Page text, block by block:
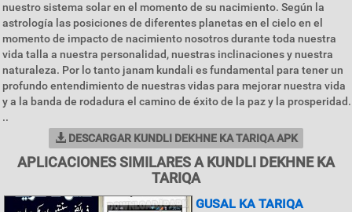
nuestro sistema solar en el momento de su nacimiento. Según la
astrología las posiciones de diferentes planetas en el cielo en el
momento de impacto de nacimiento nosotros durante toda nuestra
vida talla a nuestra personalidad, nuestras inclinaciones y nuestra
naturaleza. Por lo tanto janam kundali es fundamental para tener un
profundo entendimiento de nuestras vidas para mejorar nuestra vida
y a la banda de rodadura el camino de éxito de la paz y la prosperidad.
..
DESCARGAR KUNDLI DEKHNE KA TARIQA APK
APLICACIONES SIMILARES A KUNDLI DEKHNE KA
TARIQA
GUSAL KA TARIQA